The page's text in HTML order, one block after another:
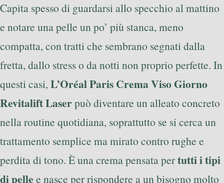
Capita spesso di guardarsi allo specchio al mattino
e notare una pelle un po’ più stanca, meno
compatta, con tratti che sembrano segnati dalla
fretta, dallo stress o da notti non proprio perfette. In
questi casi, L’Oréal Paris Crema Viso Giorno
Revitalift Laserpuò diventare un alleato concreto
nella routine quotidiana, soprattutto se si cerca un
trattamento semplice ma mirato contro rughe e
perdita di tono. È una crema pensata pertutti i tipi
di pelle e nasce per rispondere a un bisogno molto